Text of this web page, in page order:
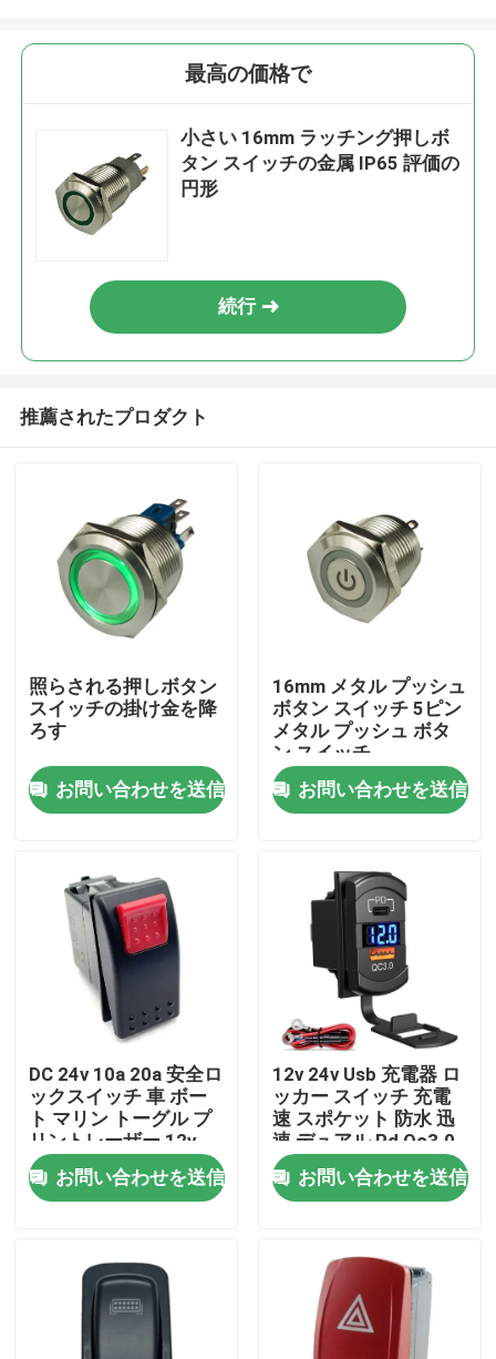
ホーム
企業情報
製品
EVの充電器の解決
EVの充電ステーション
携帯用EVの充電器
wallboxのevの充電器
EV充電ケーブル
EVの充電器の延長コード
最高の価格で
小さい 16mm ラッチング押しボ
タン スイッチの金属 IP65 評価の
円形
続行
推薦されたプロダクト
照らされる押しボタン
スイッチの掛け金を降
ろす
お問い合わせを送信
16mm メタル プッシュ
ボタン スイッチ 5ピン
メタル プッシュ ボタ
ン スイッチ
お問い合わせを送信
DC 24v 10a 20a 安全ロ
ックスイッチ 車 ボー
ト マリン トーグル プ
リントレーザー 12v
お問い合わせを送信
12v 24v Usb 充電器 ロ
ッカー スイッチ 充電
速 スポケット 防水 迅
速 デュアル Pd Qc3.0
車用 ボート
お問い合わせを送信